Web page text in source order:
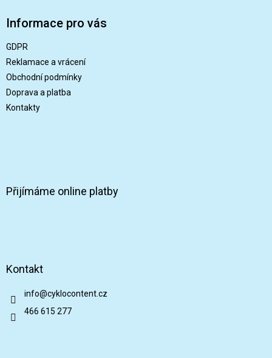
Informace pro vás
GDPR
Reklamace a vrácení
Obchodní podmínky
Doprava a platba
Kontakty
Přijímáme online platby
Kontakt
info@cyklocontent.cz
466 615 277